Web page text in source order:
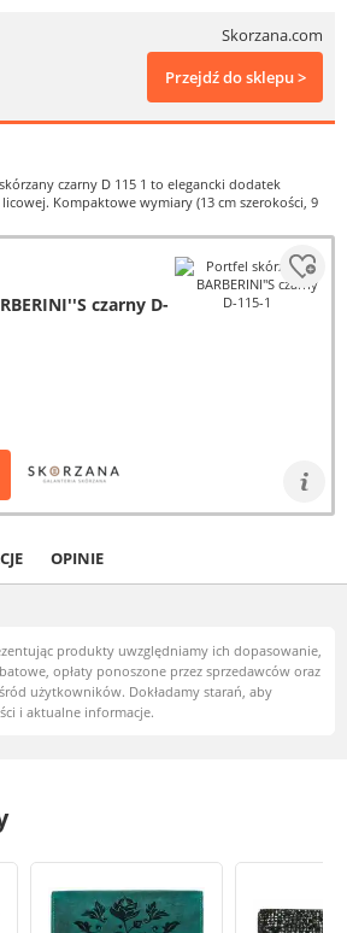
Skorzana.com
Przejdź do sklepu >
czarny D 115 1 to elegancki dodatek
Kompaktowe wymiary (13 cm szerokości, 9
czarny D-
OPINIE
produkty uwzględniamy ich dopasowanie,
opłaty ponoszone przez sprzedawców oraz
użytkowników. Dokładamy starań, aby
i aktualne informacje.